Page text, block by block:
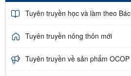
Tuyên truyền học và làm theo Bác
Tuyên truyền nông thôn mới
Tuyên truyền về sản phẩm OCOP